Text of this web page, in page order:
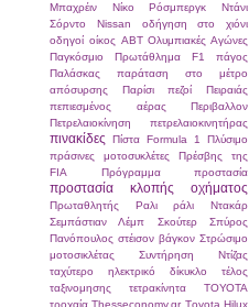
Μπαχρέιν
Νίκο Ρόσμπεργκ
Ντάνι
Σόρντο
Νissan
οδήγηση στο χιόνι
οδηγοί οίκος ABT Ολυμπιακές Αγώνες
Παγκόσμιο Πρωτάθλημα F1
πάγος
Παλάσκας
παράταση στο μέτρο
απόσυρσης
Παρίσι πεζοί
Πειραιάς
πεπιεσμένος αέρας
Περιβαλλον
Πετρελαιοκίνηση
πετρελαιοκινητήρας
πινακίδες Πίστα Formula 1
Πλύσιμο
πράσινες μοτοσυκλέτες
Πρέσβης της
FIA
Πρόγραμμα προστασία
προστασία κλοπής οχήματος
Πρωταθλητής Ραλι
ράλι Ντακάρ
Σεμπάστιαν Λέμπ
Σκούτερ
Σπύρος
Πανόπουλος στέισον βάγκον Στρώσιμο
μοτοσικλέτας
Συντήρηση Ντίζας
ταχύτερο ηλεκτρικό δίκυκλο
τέλος
ταξινομησης
τετρακίνητα
ΤΟΥΟΤΑ
τροχαία Τhesseconomy.gr Τoyota Hilux